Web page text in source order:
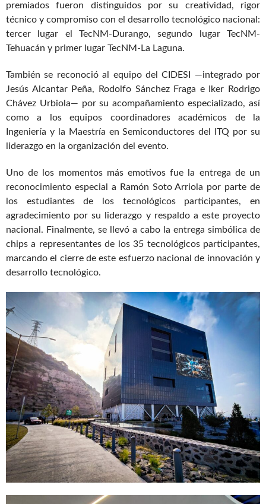
premiados fueron distinguidos por su creatividad, rigor
técnico y compromiso con el desarrollo tecnológico nacional:
tercer lugar el TecNM-Durango, segundo lugar TecNM-
Tehuacán y primer lugar TecNM-La Laguna.
También se reconoció al equipo del CIDESI —integrado por
Jesús Alcantar Peña, Rodolfo Sánchez Fraga e Iker Rodrigo
Chávez Urbiola— por su acompañamiento especializado, así
como a los equipos coordinadores académicos de la
Ingeniería y la Maestría en Semiconductores del ITQ por su
liderazgo en la organización del evento.
Uno de los momentos más emotivos fue la entrega de un
reconocimiento especial a Ramón Soto Arriola por parte de
los estudiantes de los tecnológicos participantes, en
agradecimiento por su liderazgo y respaldo a este proyecto
nacional. Finalmente, se llevó a cabo la entrega simbólica de
chips a representantes de los 35 tecnológicos participantes,
marcando el cierre de este esfuerzo nacional de innovación y
desarrollo tecnológico.